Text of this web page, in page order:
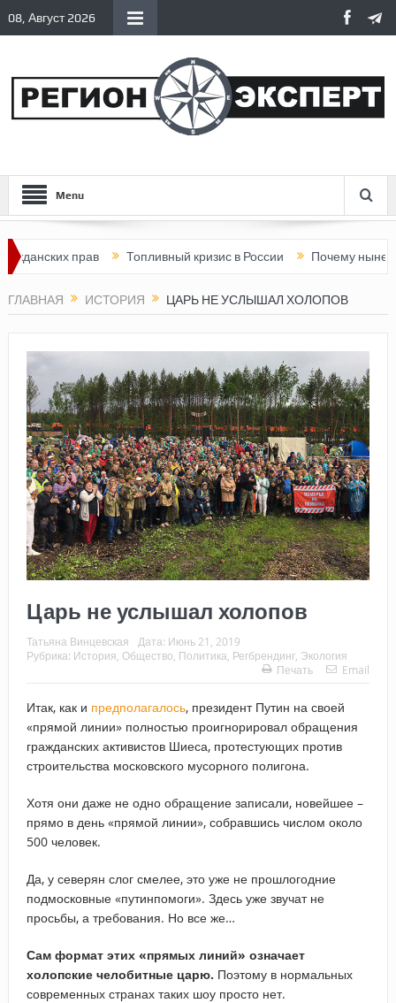
08, Август 2026
Menu
прав Топливный кризис в России Почему нынешняя
ГЛАВНАЯ ИСТОРИЯ ЦАРЬ НЕ УСЛЫШАЛ ХОЛОПОВ
Царь не услышал холопов
Татьяна Винцевская Дата: Июнь 21, 2019
Рубрика: История Общество Политика Регбрендинг, Экология
Печать
Email
Итак, как и предполагалось, президент Путин на своей
«прямой линии» полностью проигнорировал обращения
гражданских активистов Шиеса, протестующих против
строительства московского мусорного полигона.
Хотя они даже не одно обращение записали, новейшее –
прямо в день «прямой линии», собравшись числом около
500 человек.
Да, у северян слог смелее, это уже не прошлогодние
подмосковные «путинпомоги». Здесь уже звучат не
просьбы, а требования. Но все же…
Сам формат этих «прямых линий» означает
холопские челобитные царю. Поэтому в нормальных
современных странах таких шоу просто нет.